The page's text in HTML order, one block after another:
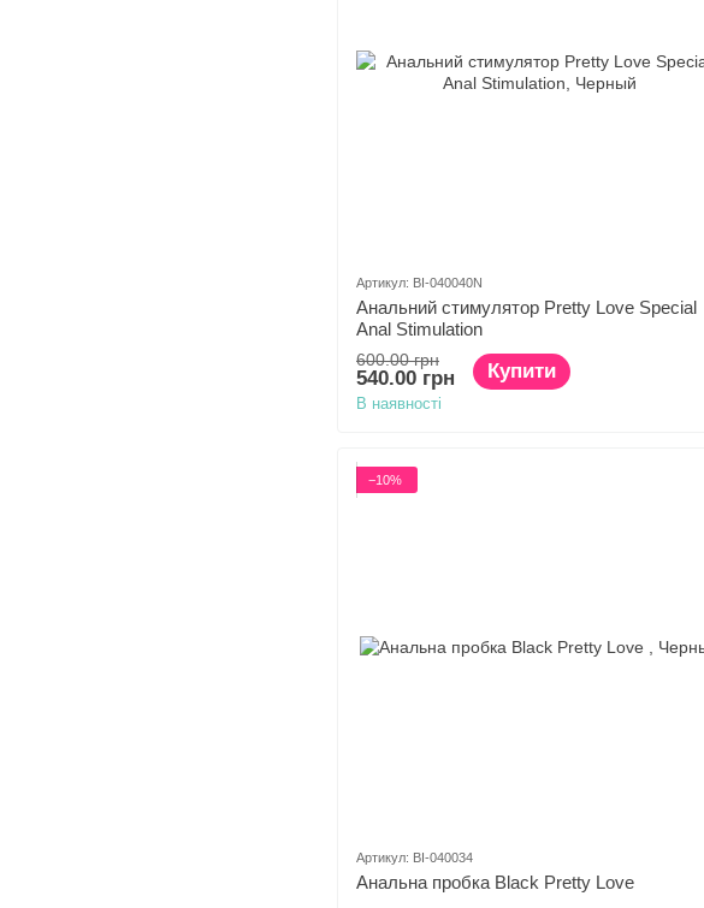
Артикул: BI-040040N
Анальний стимулятор Pretty Love Special
Anal Stimulation
600.00 грн
540.00 грн Купити
В наявності
−10%
Артикул: BI-040034
Анальна пробка Black Pretty Love